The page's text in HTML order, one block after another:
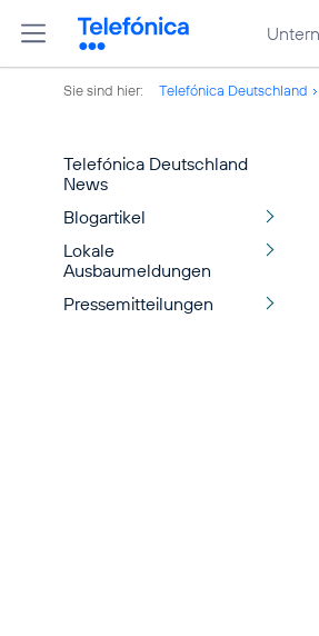
Sie sind hier: Telefónica Deutschland
Telefónica Deutschland
News
Blogartikel
Lokale
Ausbaumeldungen
Pressemitteilungen